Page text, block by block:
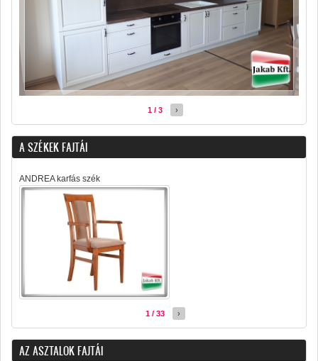
1 / 3 ›
A SZÉKEK FAJTÁI
ANDREA karfás szék
1 / 33 ›
AZ ASZTALOK FAJTÁI